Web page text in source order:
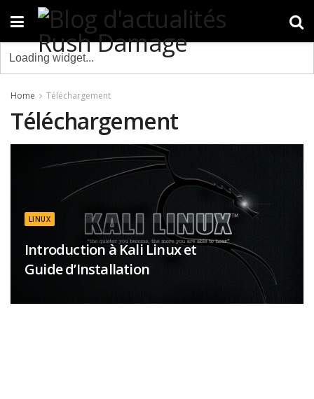
Home Téléchargement
Téléchargement
LINUX
Introduction à Kali Linux et
Guide d’Installation